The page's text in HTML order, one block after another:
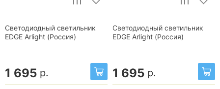
Светодиодный светильник
EDGE Arlight (Россия)
1 695 р.
Светодиодный светильник
EDGE Arlight (Россия)
1 695 р.